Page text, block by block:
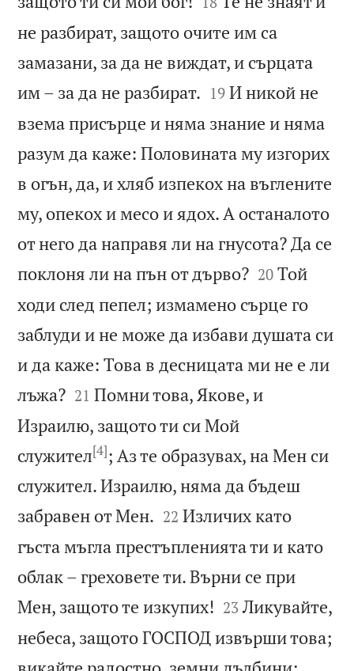
не разбират, защото очите им са
замазани, за да не виждат, и сърцата
им – за да не разбират. 

19 И никой не
взема присърце и няма знание и няма
разум да каже: Половината му изгорих
в огън, да, и хляб изпекох на въглените
му, опекох и месо и ядох. А останалото
от него да направя ли на гнусота? Да се
поклоня ли на пън от дърво?
20 Той
ходи след пепел; измамено сърце го
заблуди и не може да избави душата си
и да каже: Това в десницата ми не е ли
лъжа?
21 Помни това, Якове, и
Израилю, защото ти си Мой
служител[4]; Аз те образувах, на Мен си
служител. Израилю, няма да бъдеш
забравен от Мен. 

22 Изличих като
гъста мъгла престъпленията ти и като
облак – греховете ти. Върни се при
Мен, защото те изкупих! 

23 Ликувайте,
небеса, защото ГОСПОД извърши това;